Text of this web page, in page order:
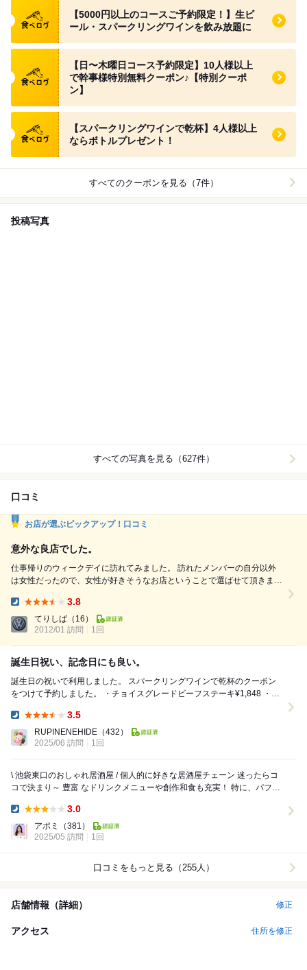
食べログ クーポン
【5000円以上のコースご予約限定！】生ビ
ール・スパークリングワインを飲み放題に
食べログ クーポン
【日〜木曜日コース予約限定】10人様以上
で幹事様特別無料クーポン♪【特別クーポ
ン】
食べログ クーポン
【スパークリングワインで乾杯】4人様以上
ならボトルプレゼント！
すべてのクーポンを見る（7件）
投稿写真
すべての写真を見る（627件）
口コミ
お店が選ぶピックアップ！口コミ
意外な良店でした。
仕事帰りのウィークデイに訪れてみました。 訪れたメンバーの自分以外
は女性だったので、女性が好きそうなお店ということで選ばせて頂きまし
があり、照明も清潔感を感じられる雰囲気でしたね。 店員の方も女性の
方でしたが、丁寧な対応でした。 靴を入口で脱ぐというのが以外だった
点ぐらいでしょうか。 入ってすぐのオープンスペース...
3.8
てりしば （16）
2012/01 訪問
1回
誕生日祝い、記念日にも良い。
誕生日の祝いで利用しました。 スパークリングワインで乾杯のクーポン
をつけて予約しました。 ・チョイスグレードビーフステーキ¥1,848 ・海
3.5
RUPINENEHIDE （432）
2025/06 訪問
1回
\ 池袋東口のおしゃれ居酒屋 / 個人的に好きな居酒屋チェーン 迷ったらコ
コで決まり～ 豊富 なドリンクメニューや創作和食も充実！ 特に、パフェ
3.0
アポミ
（381）
2025/05 訪問
1回
口コミをもっと見る（255人）
店舗情報（詳細） 修正
アクセス 住所を修正